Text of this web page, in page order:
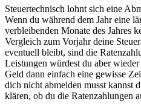
Steuertechnisch lohnt sich eine
Wenn du während dem Jahr eine
verbleibenden Monate des Jahres
Vergleich zum Vorjahr deine
eventuell bleibt, sind die
Leistungen würdest du aber
Geld dann einfach eine gewisse
dich nicht abmelden musst kannst
klären, ob du die Ratenzahlungen